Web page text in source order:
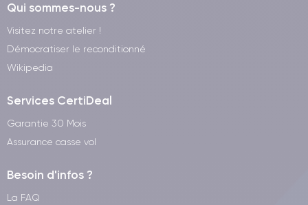
Qui sommes-nous ?
Visitez notre atelier !
Démocratiser le reconditionné
Wikipedia
Services CertiDeal
Garantie 30 Mois
Assurance casse vol
Besoin d'infos ?
La FAQ